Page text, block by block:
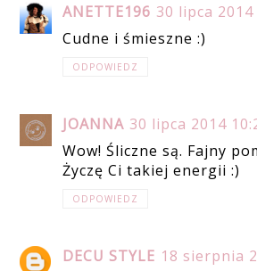
ANETTE196 30 lipca 2014
Cudne i śmieszne :)
ODPOWIEDZ
JOANNA 30 lipca 2014
Wow! Śliczne są. Fajny
Życzę Ci takiej energii :)
ODPOWIEDZ
DECU STYLE 18 sierpnia